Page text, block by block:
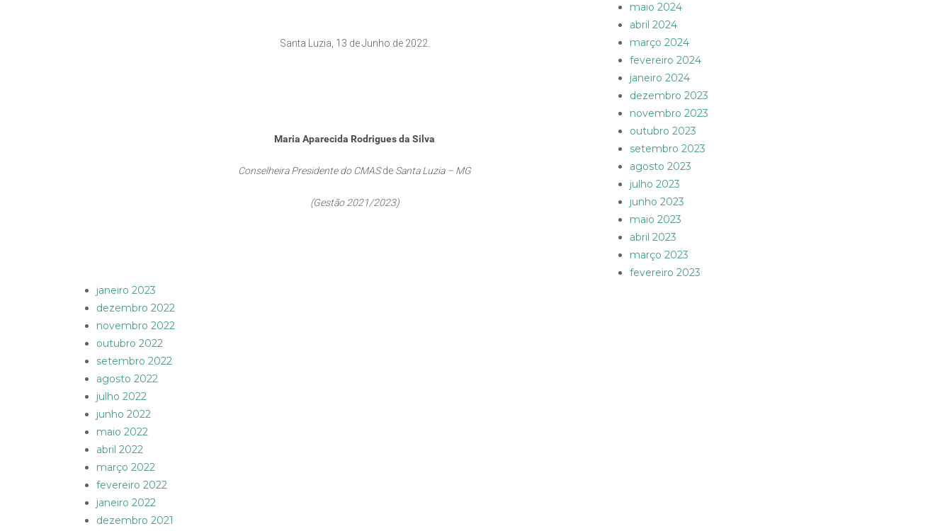
Santa Luzia, 13 de Junho de 2022.
Maria Aparecida Rodrigues da Silva
Conselheira Presidente do CMASde Santa Luzia – MG
(Gestão 2021/2023)
maio 2024
abril 2024
março 2024
fevereiro 2024
janeiro 2024
dezembro 2023
novembro 2023
outubro 2023
setembro 2023
agosto 2023
julho 2023
junho 2023
maio 2023
abril 2023
março 2023
fevereiro 2023
janeiro 2023
dezembro 2022
novembro 2022
outubro 2022
setembro 2022
agosto 2022
julho 2022
junho 2022
maio 2022
abril 2022
março 2022
fevereiro 2022
janeiro 2022
dezembro 2021